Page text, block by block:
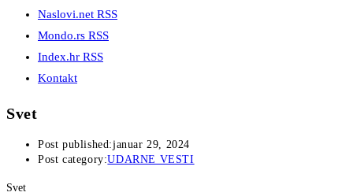
Naslovi.net RSS
Mondo.rs RSS
Index.hr RSS
Kontakt
Svet
Post published:januar 29, 2024
Post category:UDARNE VESTI
Svet